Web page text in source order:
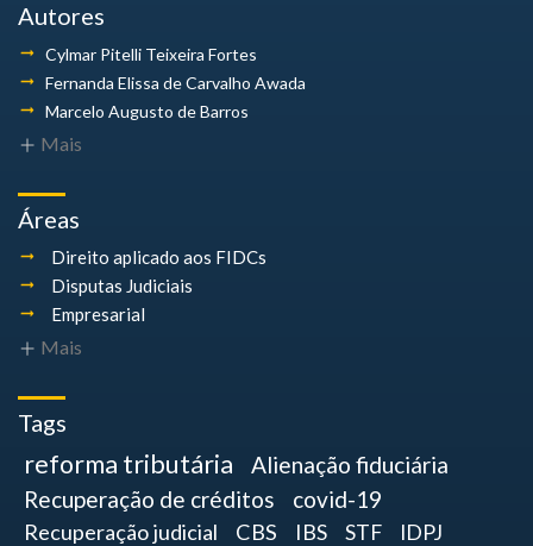
Autores
Cylmar Pitelli Teixeira Fortes
Fernanda Elissa de Carvalho Awada
Marcelo Augusto de Barros
Mais
Áreas
Direito aplicado aos FIDCs
Disputas Judiciais
Empresarial
Mais
Tags
reforma tributária
Alienação fiduciária
Recuperação de créditos
covid-19
Recuperação judicial CBS IBS STF
IDPJ